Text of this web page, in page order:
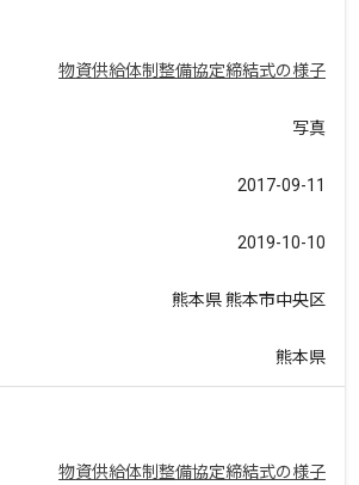
物資供給体制整備協定締結式の様子
写真
2017-09-11
2019-10-10
熊本県 熊本市中央区
熊本県
物資供給体制整備協定締結式の様子